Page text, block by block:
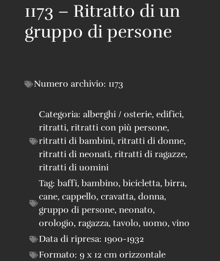
1173 – Ritratto di un
gruppo di persone
Numero archivio: 1173
Categoria: alberghi / osterie, edifici,
ritratti, ritratti con più persone,
ritratti di bambini, ritratti di donne,
ritratti di neonati, ritratti di ragazze,
ritratti di uomini
Tag: baffi, bambino, bicicletta, birra,
cane, cappello, cravatta, donna,
gruppo di persone, neonato,
orologio, ragazza, tavolo, uomo, vino
Data di ripresa: 1900-1932
Formato: 9 x 12 cm orizzontale